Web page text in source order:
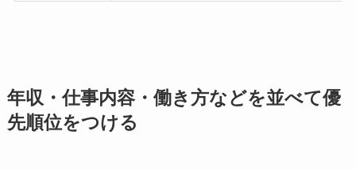
年収・仕事内容・働き方などを並べて優
先順位をつける